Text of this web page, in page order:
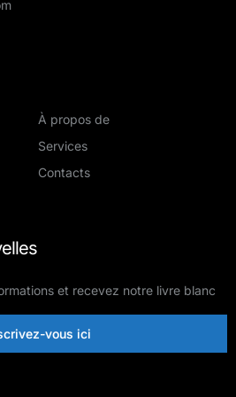
À propos de
Services
Contacts
et recevez notre livre blanc
vous ici